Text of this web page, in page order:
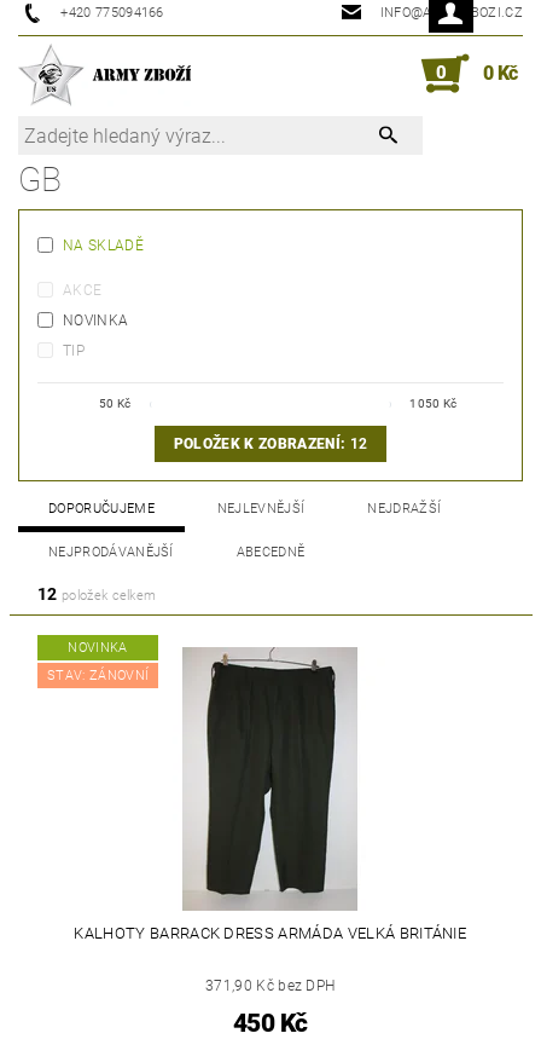
+420 775094166 INFO@ARMYZBOZI.CZ
0 0 Kč
GB
NA SKLADĚ
AKCE
NOVINKA
TIP
50 Kč 1050 Kč
POLOŽEK K ZOBRAZENÍ: 12
DOPORUČUJEME NEJLEVNĚJŠÍ NEJDRAŽŠÍ
NEJPRODÁVANĚJŠÍ ABECEDNĚ
12 položek celkem
NOVINKA
STAV: ZÁNOVNÍ
KALHOTY BARRACK DRESS ARMÁDA VELKÁ BRITÁNIE
371,90 Kč bez DPH
450 Kč